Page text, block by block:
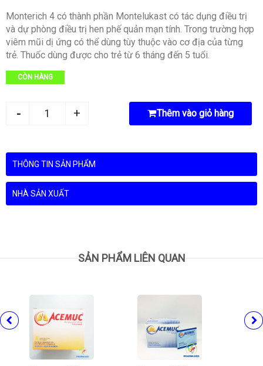
Monterich 4 có thành phần Montelukast có tác dụng điều trị
và dự phòng điều trị hen phế quản mạn tính. Trong trường hợp
viêm mũi dị ứng có thể dùng tùy thuộc vào cơ địa của từng
trẻ. Thuốc dùng được cho trẻ từ 6 tháng đến 5 tuổi.
CÒN HÀNG
Thêm vào giỏ hàng
THÔNG TIN SẢN PHẨM
NHÀ SẢN XUẤT
SẢN PHẨM LIÊN QUAN